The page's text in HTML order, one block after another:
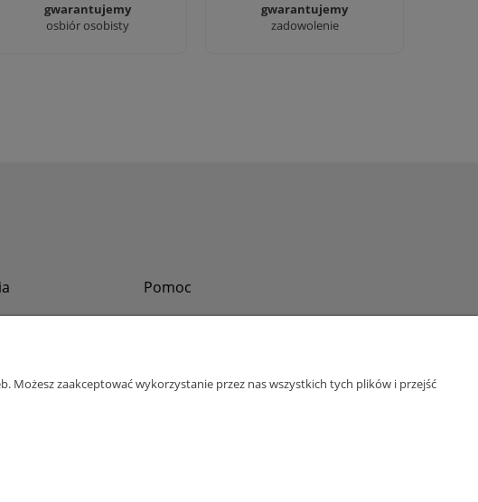
gwarantujemy
osbiór osobisty
gwarantujemy
zadowolenie
Pomoc
bok@abinvest.info
zaakceptować wykorzystanie przez nas wszystkich tych plików i przejść